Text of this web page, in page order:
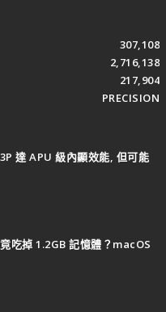
307,108
2,716,138
217,904
PRECISION
達 APU 級內顯效能, 但可能
吃掉 1.2GB 記憶體？macOS